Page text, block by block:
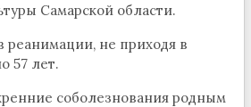
Самарской области.
реанимации, не приходя в
57 лет.
соболезнования родным